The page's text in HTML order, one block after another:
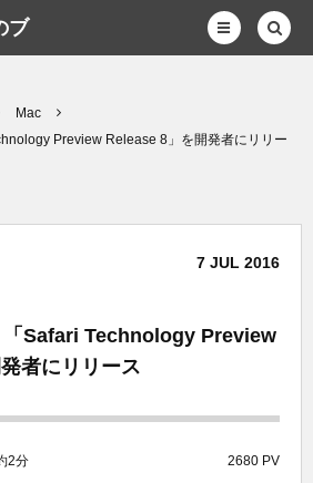
ブ
Mac
Preview Release 8」を開発者にリリー
7 JUL 2016
「Safari Technology Preview
者にリリース
2680 PV
2分